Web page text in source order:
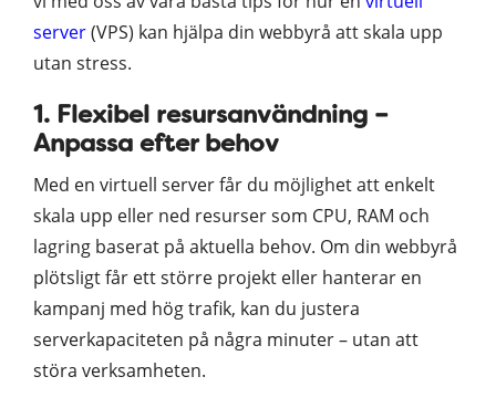
server(VPS) kan hjälpa din webbyrå att skala upp
utan stress.
1. Flexibel resursanvändning –
Anpassa efter behov
Med en virtuell server får du möjlighet att enkelt
skala upp eller ned resurser som CPU, RAM och
lagring baserat på aktuella behov. Om din webbyrå
plötsligt får ett större projekt eller hanterar en
kampanj med hög trafik, kan du justera
serverkapaciteten på några minuter – utan att
störa verksamheten.